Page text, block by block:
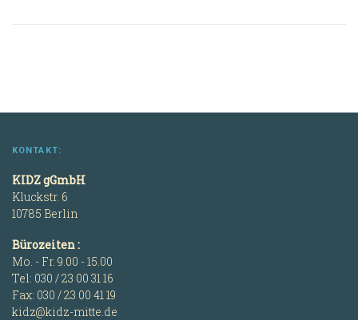
KONTAKT:
KIDZ gGmbH
Kluckstr. 6
10785 Berlin
Bürozeiten :
Mo. - Fr. 9.00 - 15.00
Tel: 030 / 23 00 31 16
Fax: 030 / 23 00 41 19
kidz@kidz-mitte.de